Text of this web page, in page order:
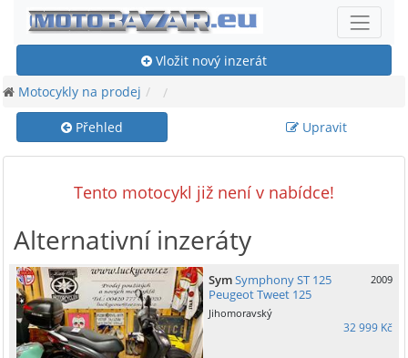
Vložit nový inzerát
Motocykly na prodej
Přehled Upravit
Tento motocykl již není v nabídce!
Alternativní inzeráty
SymSymphony ST 125
Peugeot Tweet 125
2009
Jihomoravský
32 999 Kč